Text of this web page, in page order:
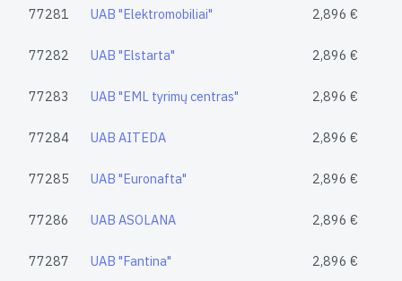
77281 UAB "Elektromobiliai" 2,896 €
77282 UAB "Elstarta" 2,896 €
77283 UAB "EML tyrimų centras" 2,896 €
77284 UAB AITEDA 2,896 €
77285 UAB "Euronafta" 2,896 €
77286 UAB ASOLANA 2,896 €
77287 UAB "Fantina" 2,896 €